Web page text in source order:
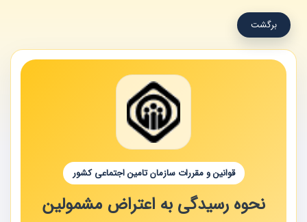
برگشت
قوانین و مقررات سازمان تامین اجتماعی کشور
نحوه رسیدگی به اعتراض مشمولین